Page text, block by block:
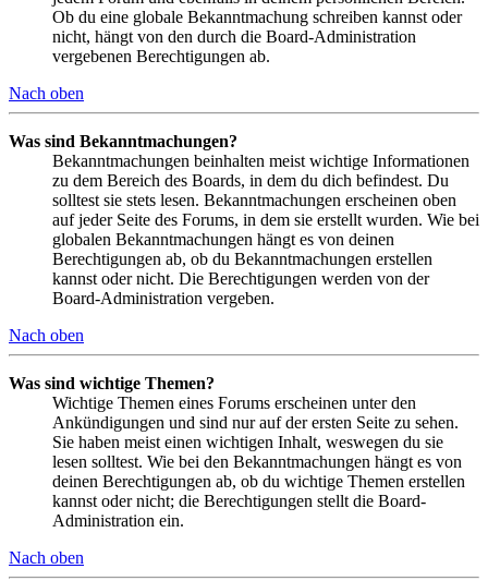
Ob du eine globale Bekanntmachung schreiben kannst oder
nicht, hängt von den durch die Board-Administration
vergebenen Berechtigungen ab.
Nach oben
Was sind Bekanntmachungen?
Bekanntmachungen beinhalten meist wichtige Informationen
zu dem Bereich des Boards, in dem du dich befindest. Du
solltest sie stets lesen. Bekanntmachungen erscheinen oben
auf jeder Seite des Forums, in dem sie erstellt wurden. Wie bei
globalen Bekanntmachungen hängt es von deinen
Berechtigungen ab, ob du Bekanntmachungen erstellen
kannst oder nicht. Die Berechtigungen werden von der
Board-Administration vergeben.
Nach oben
Was sind wichtige Themen?
Wichtige Themen eines Forums erscheinen unter den
Ankündigungen und sind nur auf der ersten Seite zu sehen.
Sie haben meist einen wichtigen Inhalt, weswegen du sie
lesen solltest. Wie bei den Bekanntmachungen hängt es von
deinen Berechtigungen ab, ob du wichtige Themen erstellen
kannst oder nicht; die Berechtigungen stellt die Board-
Administration ein.
Nach oben